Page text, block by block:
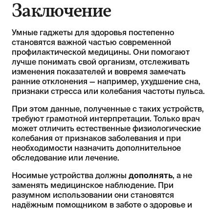
Заключение
Умные гаджеты для здоровья постепенно
становятся важной частью современной
профилактической медицины. Они помогают
лучше понимать свой организм, отслеживать
изменения показателей и вовремя замечать
ранние отклонения — например, ухудшение сна,
признаки стресса или колебания частоты пульса.
При этом данные, полученные с таких устройств,
требуют грамотной интерпретации. Только врач
может отличить естественные физиологические
колебания от признаков заболевания и при
необходимости назначить дополнительное
обследование или лечение.
Носимые устройства должны дополнять, а не
заменять медицинское наблюдение. При
разумном использовании они становятся
надёжным помощником в заботе о здоровье и